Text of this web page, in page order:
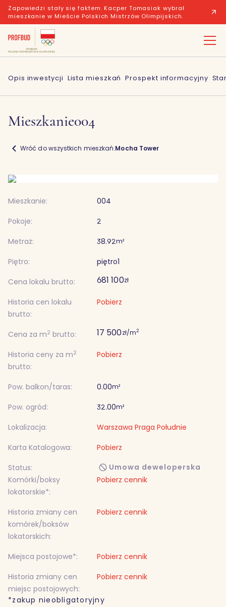
Zapowiedzi stały się faktem. Kacper Tomasiak wybrał
mieszkanie w Mieście Polskich Mistrzów Olimpijskich.
Opis inwestycji Lista mieszkań Prospekt informacyjny
Mieszkanie004
Wróć do wszystkich mieszkań:Mocha Tower
Mieszkanie:
004
Pokoje:
2
Metraż:
38.92m²
Piętro: piętro1
Cena lokalu brutto:
681 100zł
Historia cen lokalu
brutto:
Pobierz
Cena za m2 brutto: 17 500zł/m2
Historia ceny za m2
brutto:
Pobierz
Pow. balkon/taras: 0.00m²
Pow. ogród: 32.00m²
Lokalizacja:
Warszawa Praga Południe
Karta Katalogowa:
Pobierz
Status:
Umowa deweloperska
Komórki/boksy
lokatorskie*:
Pobierz cennik
Historia zmiany cen
komórek/boksów
lokatorskich:
Pobierz cennik
Miejsca postojowe*:
Pobierz cennik
Historia zmiany cen
miejsc postojowych:
Pobierz cennik
*zakup nieobligatoryjny